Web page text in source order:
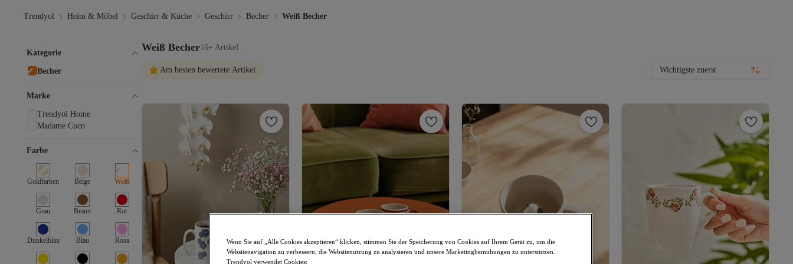
Trendyol Heim & Möbel Geschirr & Küche Geschirr Becher Weiß Becher
Weiß Becher16+ Artikel
Am besten bewertete Artikel Wichtigste zuerst
Kategorie
Becher
Marke
Trendyol Home
Madame Coco
Farbe
Goldfarben Beige Weiß
Grau Braun Rot
Dunkelblau Blau Rosa
Wenn Sie auf „Alle Cookies akzeptieren“ klicken, stimmen Sie der Speicherung von Cookies auf Ihrem Gerät zu, um die
Websitenavigation zu verbessern, die Websitenutzung zu analysieren und unsere Marketingbemühungen zu unterstützen.
Trendyol verwendet Cookies: